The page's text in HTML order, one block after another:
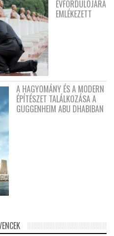
ÉVFORDULÓJÁRA
EMLÉKEZETT
A HAGYOMÁNY ÉS A MODERN
ÉPÍTÉSZET TALÁLKOZÁSA A
GUGGENHEIM ABU DHABIBAN